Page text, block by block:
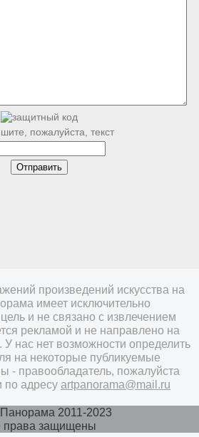
пожалуйста, текст
произведений искусства на
имеет исключительно
и не связано с извлечением
рекламой и не направлено на
нас нет возможности определить
на некоторые публикуемые
- правообладатель, пожалуйста
по адресу artpanorama@mail.ru
2011-2023
права защищены